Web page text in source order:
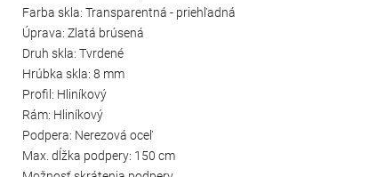
Farba skla: Transparentná - priehľadná
Úprava: Zlatá brúsená
Druh skla: Tvrdené
Hrúbka skla: 8 mm
Profil: Hliníkový
Rám: Hliníkový
Podpera: Nerezová oceľ
Max. dĺžka podpery: 150 cm